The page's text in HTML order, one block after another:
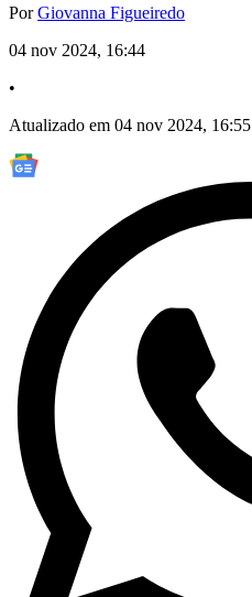
PorGiovanna Figueiredo
04 nov 2024, 16:44
•
Atualizado em 04 nov 2024, 16:55